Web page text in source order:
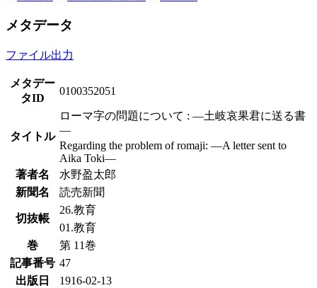
メタデータ
ファイル出力
メタデー
タID
0100352051
タイトル
ローマ字の問題について : ―土岐哀果君に送る書
―
Regarding the problem of romaji: ―A letter sent to
Aika Toki―
著者名
水野盈太郎
新聞名
読売新聞
切抜帳
26.教育
01.教育
巻
第 11巻
記事番号 47
出版日
1916-02-13